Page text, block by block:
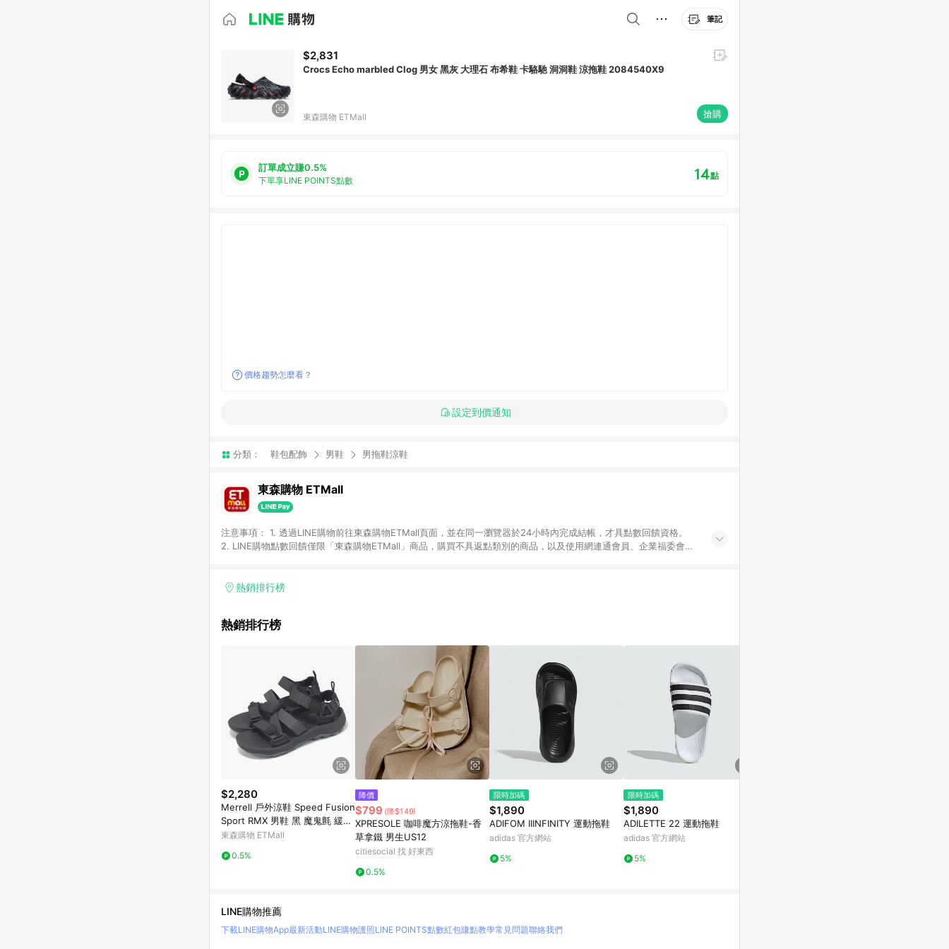
筆記
$2,831
Crocs Echo marbled Clog 男女 黑灰 大理石 布希鞋 卡駱馳 洞洞鞋 涼拖鞋 2084540X9
東森購物 ETMall 搶購
訂單成立賺0.5%
下單享LINE POINTS點數 14點
價格趨勢怎麼看？
設定到價通知
分類： 鞋包配飾 男鞋 男拖鞋涼鞋
東森購物 ETMall
注意事項： 1. 透過LINE購物前往東森購物ETMall頁面，並在同一瀏覽器於24小時內完成結帳，才具點數回饋資格。
2. LINE購物點數回饋僅限「東森購物ETMall」商品，購買不具返點類別的商品，以及使用網連通會員、企業福委會員
「草莓網」全館商品。 4. 如取消訂單、退貨、退款或購物中登出東森購物ETMall，將無法獲得點數回饋。 5. 點數回
面顯示為準。 7. LINE購物設有「單一商品最高回饋點數」機制(特殊活動時開放「回饋無上限」)，以同一訂單中同一
品資料更新會有時間差，如顯示之商品規格、顏色、價位、贈品與東森購物ETMall銷售網頁不符，以銷售網頁標示為
準。 9. 若有贈點爭議，請務必於訂單日期+180天以內至LINE購物客服洽詢；若超過180天(含)以上進行申訴，恕無法
贈點回饋。 10. 部分點數紅包僅限指定商品使用，或不適用於無回饋商品。各點數紅包之適用商品與使用條件請依點數
紅包頁面規則為準。
熱銷排行榜
熱銷排行榜
$2,280
Merrell 戶外涼鞋 Speed Fusion
Sport RMX 男鞋 黑 魔鬼氈 緩衝
戶外 涼鞋 ML007083
東森購物 ETMall
0.5%
降價
$799 (降$149)
XPRESOLE 咖啡魔方涼拖鞋-香
草拿鐵 男生US12
citiesocial 找 好東西
0.5%
限時加碼
$1,890
ADIFOM IIINFINITY 運動拖鞋
adidas 官方網站
5%
限時加碼
$1,890
ADILETTE 22 運動拖鞋
adidas 官方網站
5%
LINE購物推薦
下載LINE購物App最新活動LINE購物護照LINE POINTS點數紅包賺點教學常見問題聯絡我們